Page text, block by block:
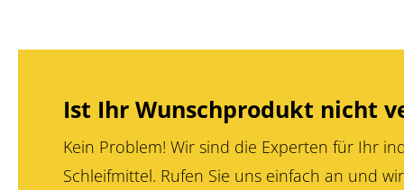
Ist Ihr Wunschprodukt nicht
Kein Problem! Wir sind die Experten für Ihr
Schleifmittel. Rufen Sie uns einfach an und